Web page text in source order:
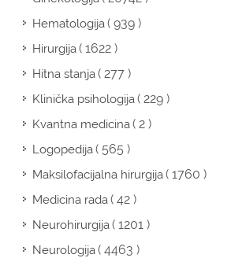
Hematologija( 939 )
Hirurgija( 1622 )
Hitna stanja( 277 )
Klinička psihologija( 229 )
Kvantna medicina( 2 )
Logopedija( 565 )
Maksilofacijalna hirurgija( 1760 )
Medicina rada( 42 )
Neurohirurgija( 1201 )
Neurologija( 4463 )